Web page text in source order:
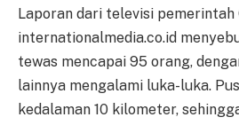
Laporan dari televisi
internationalmedia.co.id
tewas mencapai 95 orang,
lainnya mengalami luka-luka.
kedalaman 10 kilometer,